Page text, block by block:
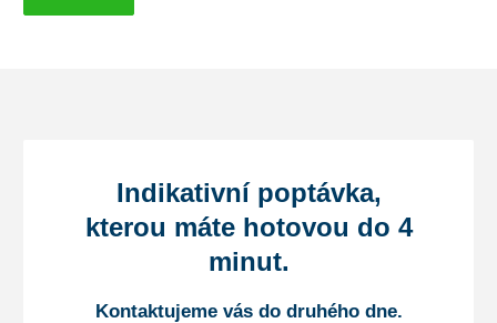
Indikativní poptávka,
kterou máte hotovou do 4
minut.
Kontaktujeme vás do druhého dne.